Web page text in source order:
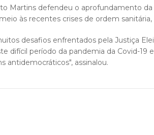
Martins defendeu o aprofundamento da
às recentes crises de ordem
desafios enfrentados pela Justiça
difícil período da pandemia da Covid-19
antidemocráticos", assinalou.